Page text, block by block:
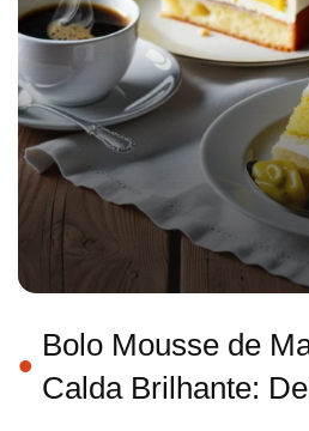
Bolo Mousse de
Calda Brilhante: